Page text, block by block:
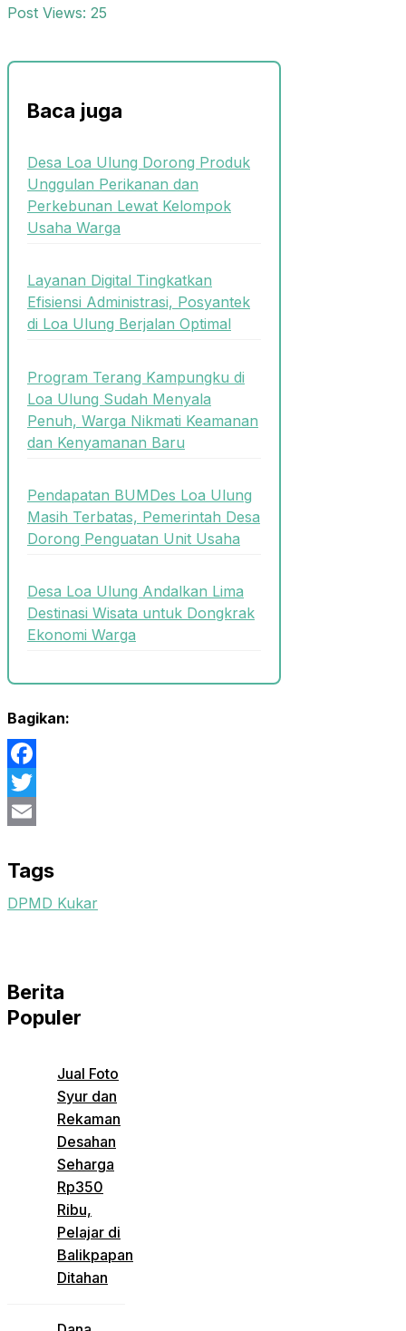
Post Views: 25
Baca juga
Desa Loa Ulung Dorong Produk
Unggulan Perikanan dan
Perkebunan Lewat Kelompok
Usaha Warga
Layanan Digital Tingkatkan
Efisiensi Administrasi, Posyantek
di Loa Ulung Berjalan Optimal
Program Terang Kampungku di
Loa Ulung Sudah Menyala
Penuh, Warga Nikmati Keamanan
dan Kenyamanan Baru
Pendapatan BUMDes Loa Ulung
Masih Terbatas, Pemerintah Desa
Dorong Penguatan Unit Usaha
Desa Loa Ulung Andalkan Lima
Destinasi Wisata untuk Dongkrak
Ekonomi Warga
Bagikan:
Facebook
Twitter
Tags
DPMD Kukar
Berita
Populer
Jual Foto
Syur dan
Rekaman
Desahan
Seharga
Rp350
Ribu,
Pelajar di
Balikpapan
Ditahan